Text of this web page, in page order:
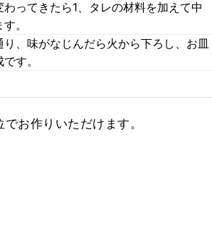
ってきたら1、タレの材料を加えて中
。
、味がなじんだら火から下ろし、お皿
す。
お作りいただけます。